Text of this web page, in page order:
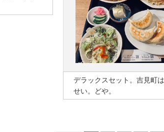
デラックスセット。吉見町
せい。どや。